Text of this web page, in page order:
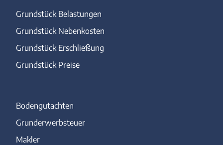
Grundstück Belastungen
Grundstück Nebenkosten
Grundstück Erschließung
Grundstück Preise
Bodengutachten
Grunderwerbsteuer
Makler